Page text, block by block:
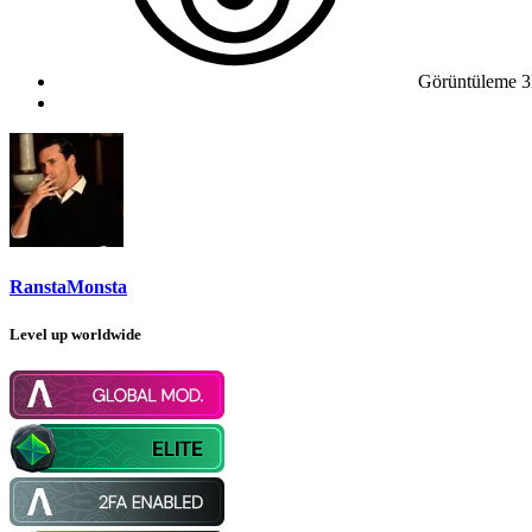
Görüntüleme
RanstaMonsta
Level up worldwide